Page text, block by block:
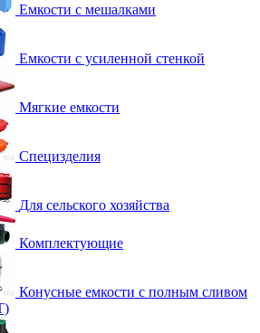
Емкости с мешалками
Емкости с усиленной стенкой
Мягкие емкости
Специзделия
Для сельского хозяйства
Комплектующие
Конусные емкости с полным сливом